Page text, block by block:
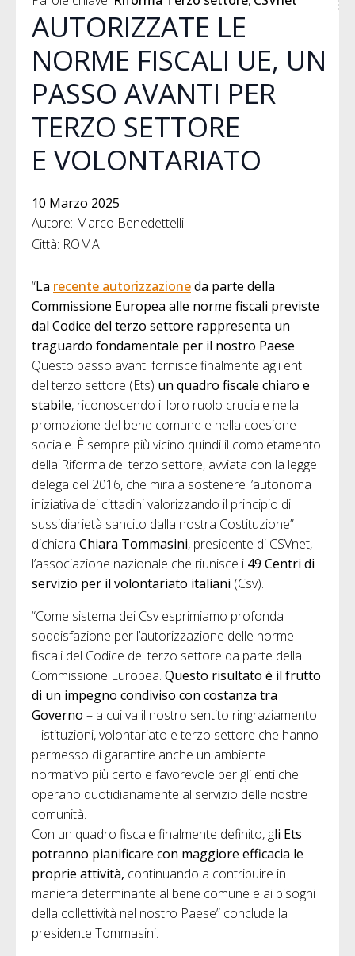
AUTORIZZATE LE
NORME FISCALI UE, UN
PASSO AVANTI PER
TERZO SETTORE
E VOLONTARIATO
10 Marzo 2025
Autore: Marco Benedettelli
Città: ROMA
“La recente autorizzazioneda parte della
Commissione Europea alle norme fiscali previste
dal Codice del terzo settore rappresenta un
traguardo fondamentale per il nostro Paese.
Questo passo avanti fornisce finalmente agli enti
del terzo settore (Ets) un quadro fiscale chiaro e
stabile, riconoscendo il loro ruolo cruciale nella
promozione del bene comune e nella coesione
sociale. È sempre più vicino quindi il completamento
della Riforma del terzo settore, avviata con la legge
delega del 2016, che mira a sostenere l’autonoma
iniziativa dei cittadini valorizzando il principio di
sussidiarietà sancito dalla nostra Costituzione”
dichiara Chiara Tommasini, presidente di CSVnet,
l’associazione nazionale che riunisce i 49 Centri di
servizio per il volontariato italiani (Csv).
“Come sistema dei Csv esprimiamo profonda
soddisfazione per l’autorizzazione delle norme
fiscali del Codice del terzo settore da parte della
Commissione Europea. Questo risultato è il frutto
di un impegno condiviso con costanza tra
Governo – a cui va il nostro sentito ringraziamento
– istituzioni, volontariato e terzo settore che hanno
permesso di garantire anche un ambiente
normativo più certo e favorevole per gli enti che
operano quotidianamente al servizio delle nostre
comunità.
Con un quadro fiscale finalmente definito, gli Ets
potranno pianificare con maggiore efficacia le
proprie attività, continuando a contribuire in
maniera determinante al bene comune e ai bisogni
della collettività nel nostro Paese” conclude la
presidente Tommasini.